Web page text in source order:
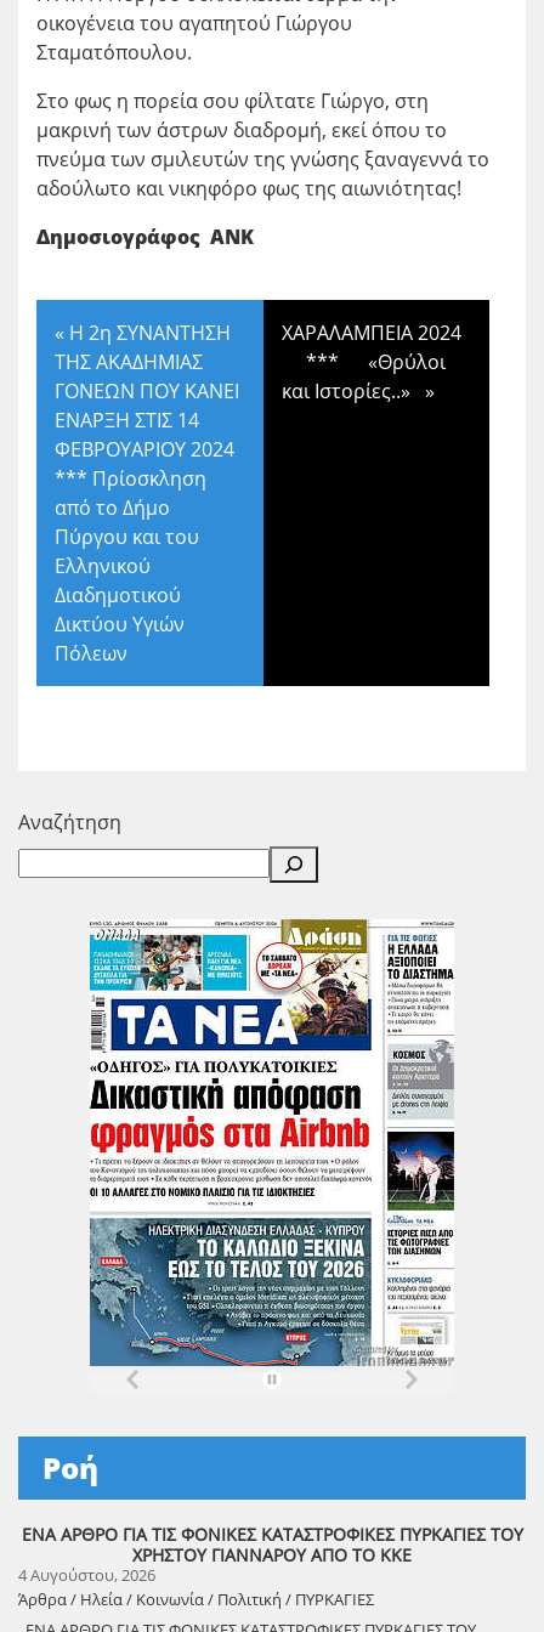
οικογένεια του αγαπητού Γιώργου
Σταματόπουλου.
Στο φως η πορεία σου φίλτατε Γιώργο, στη
μακρινή των άστρων διαδρομή, εκεί όπου το
πνεύμα των σμιλευτών της γνώσης ξαναγεννά το
αδούλωτο και νικηφόρο φως της αιωνιότητας!
Δημοσιογράφος ΑΝΚ
« Η 2η ΣΥΝΑΝΤΗΣΗ
ΤΗΣ ΑΚΑΔΗΜΙΑΣ
ΓΟΝΕΩΝ ΠΟΥ ΚΑΝΕΙ
ΕΝΑΡΞΗ ΣΤΙΣ 14
ΦΕΒΡΟΥΑΡΙΟΥ 2024
*** Πρίοσκληση
από το Δήμο
Πύργου και του
Ελληνικού
Διαδημοτικού
Δικτύου Υγιών
Πόλεων
ΧΑΡΑΛΑΜΠΕΙΑ 2024
*** «Θρύλοι
και Ιστορίες..» »
Αναζήτηση
Ροή
ΕΝΑ ΑΡΘΡΟ ΓΙΑ ΤΙΣ ΦΟΝΙΚΕΣ ΚΑΤΑΣΤΡΟΦΙΚΕΣ ΠΥΡΚΑΓΙΕΣ ΤΟΥ
ΧΡΗΣΤΟΥ ΓΙΑΝΝΑΡΟΥ ΑΠΟ ΤΟ ΚΚΕ
4 Αυγούστου, 2026
Άρθρα / Ηλεία / Κοινωνία / Πολιτική / ΠΥΡΚΑΓΙΕΣ